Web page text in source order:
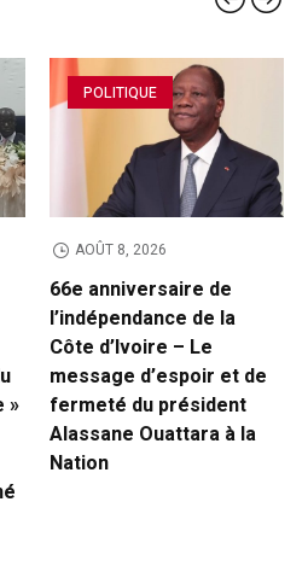
»
POLITIQUE
AOÛT 8, 2026
66e anniversaire de
l’indépendance de la
Côte d’Ivoire – Le
message d’espoir et de
fermeté du président
Alassane Ouattara à la
Nation